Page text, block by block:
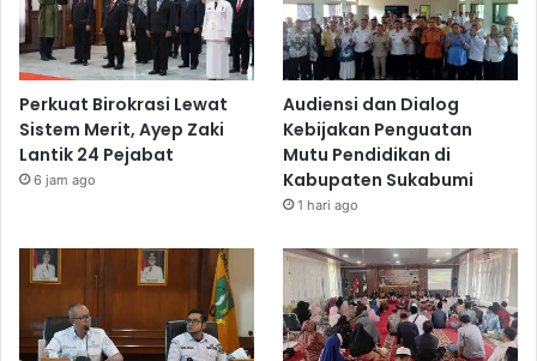
Perkuat Birokrasi Lewat
Sistem Merit, Ayep Zaki
Lantik 24 Pejabat
6 jam ago
Audiensi dan Dialog
Kebijakan Penguatan
Mutu Pendidikan di
Kabupaten Sukabumi
1 hari ago